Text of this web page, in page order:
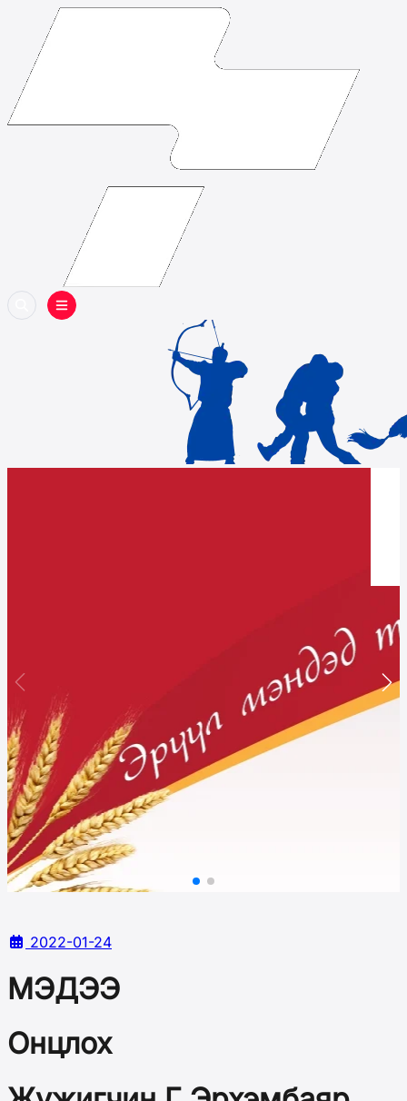
2022-01-24
МЭДЭЭ
Онцлох